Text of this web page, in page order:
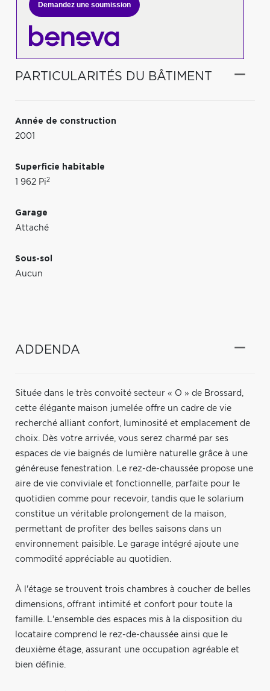
Demandez une soumission
PARTICULARITÉS DU BÂTIMENT
Année de construction
2001
Superficie habitable
1 962 Pi2
Garage
Attaché
Sous-sol
Aucun
ADDENDA
Située dans le très convoité secteur « O » de Brossard,
cette élégante maison jumelée offre un cadre de vie
recherché alliant confort, luminosité et emplacement de
choix. Dès votre arrivée, vous serez charmé par ses
espaces de vie baignés de lumière naturelle grâce à une
généreuse fenestration. Le rez-de-chaussée propose une
aire de vie conviviale et fonctionnelle, parfaite pour le
quotidien comme pour recevoir, tandis que le solarium
constitue un véritable prolongement de la maison,
permettant de profiter des belles saisons dans un
environnement paisible. Le garage intégré ajoute une
commodité appréciable au quotidien.
À l'étage se trouvent trois chambres à coucher de belles
dimensions, offrant intimité et confort pour toute la
famille. L'ensemble des espaces mis à la disposition du
locataire comprend le rez-de-chaussée ainsi que le
deuxième étage, assurant une occupation agréable et
bien définie.